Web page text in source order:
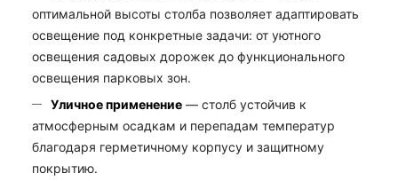
оптимальной высоты столба позволяет адаптировать
освещение под конкретные задачи: от уютного
освещения садовых дорожек до функционального
освещения парковых зон.
Уличное применение — столб устойчив к
атмосферным осадкам и перепадам температур
благодаря герметичному корпусу и защитному
покрытию.